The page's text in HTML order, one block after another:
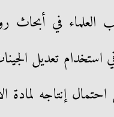
في أبحاث
تعديل
إنتاجه لمادة